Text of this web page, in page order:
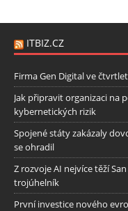
ITBIZ.CZ
Firma Gen Digital ve
Jak připravit organizaci na
kybernetických rizik
Spojené státy zakázaly
se ohradil
Z rozvoje AI nejvíce těží
trojúhelník
První investice nového